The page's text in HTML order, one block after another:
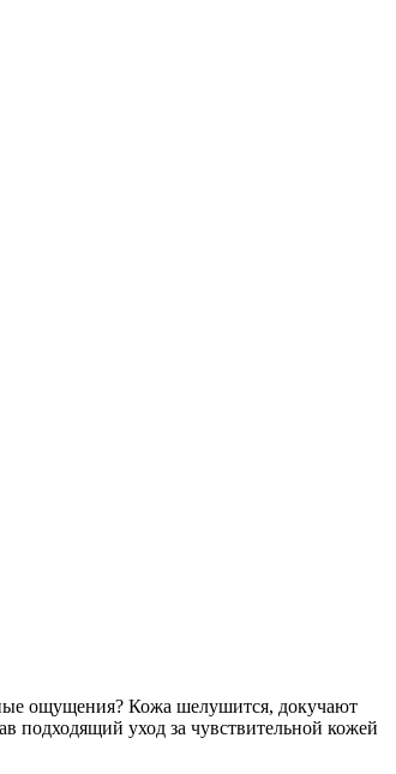
ощущения? Кожа шелушится, докучают
подходящий уход за чувствительной кожей